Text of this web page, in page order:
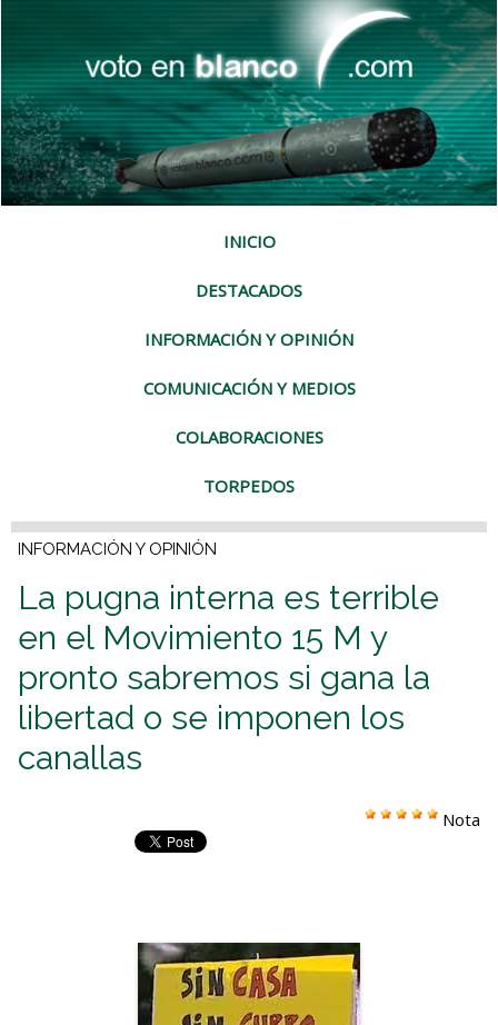
INICIO
DESTACADOS
INFORMACIÓN Y OPINIÓN
COMUNICACIÓN Y MEDIOS
COLABORACIONES
TORPEDOS
INFORMACIÓN Y OPINIÓN
La pugna interna es terrible
en el Movimiento 15 M y
pronto sabremos si gana la
libertad o se imponen los
canallas
Nota